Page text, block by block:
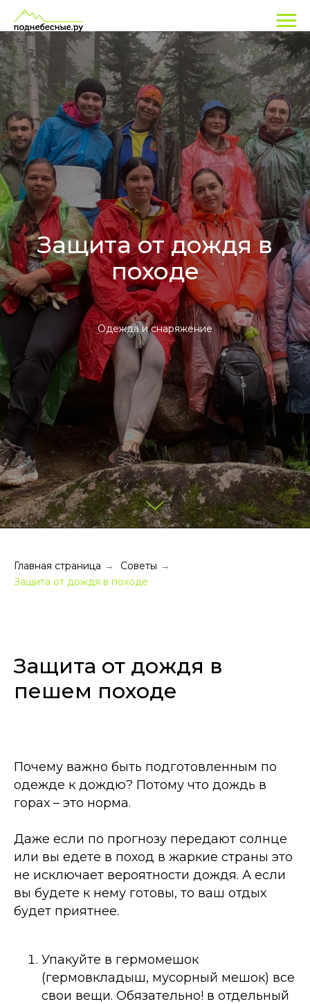
Защита от дождя в
походе
Одежда и снаряжение
Главная страница → Советы →
Защита от дождя в походе
Защита от дождя в
пешем походе
Почему важно быть подготовленным по
одежде к дождю? Потому что дождь в
горах – это норма.
Даже если по прогнозу передают солнце
или вы едете в поход в жаркие страны это
не исключает вероятности дождя. А если
вы будете к нему готовы, то ваш отдых
будет приятнее.
Упакуйте в гермомешок
(гермовкладыш, мусорный мешок) все
свои вещи. Обязательно! в отдельный